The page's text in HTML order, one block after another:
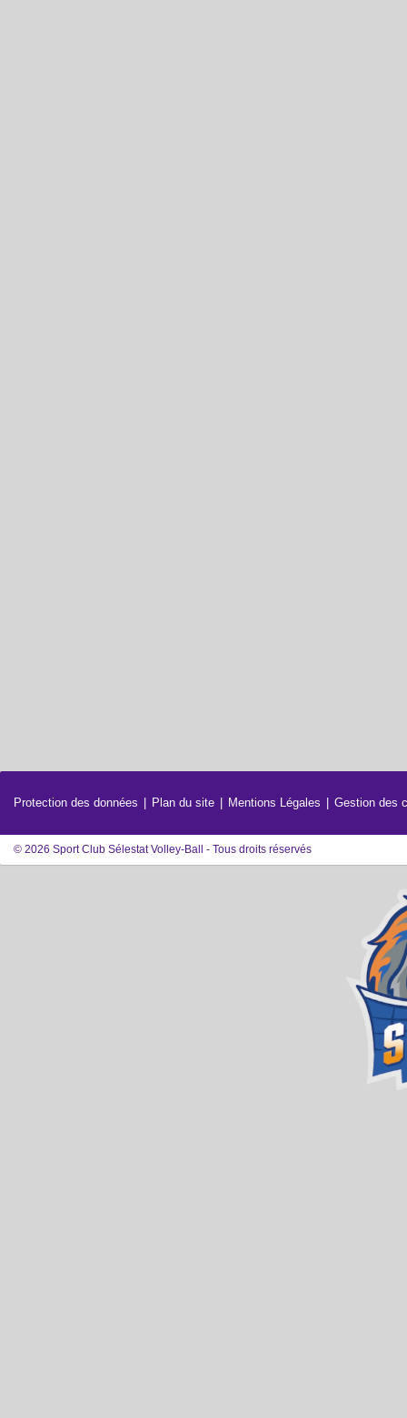
Protection des données Plan du site Mentions Légales Gestion des
© 2026 Sport Club Sélestat Volley-Ball - Tous droits réservés